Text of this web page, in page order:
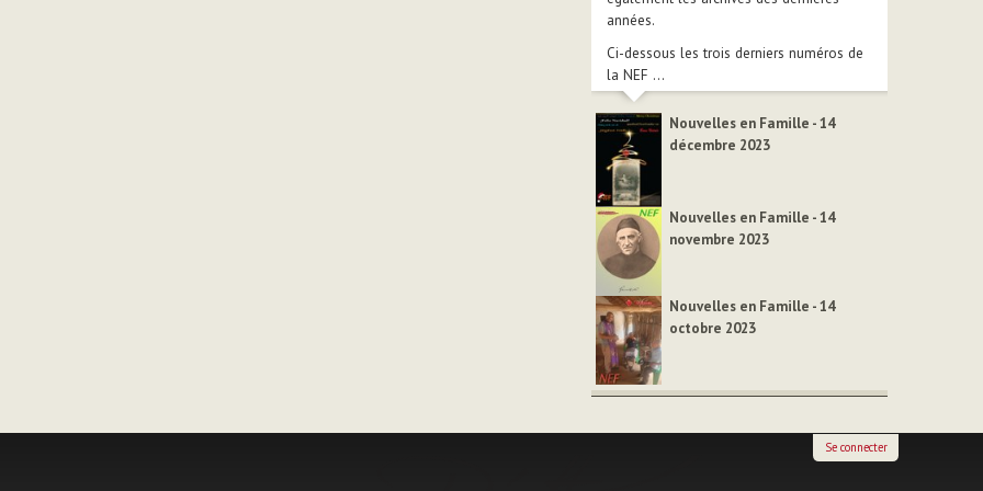
années.
Ci-dessous les trois derniers numéros de
la NEF ...
Nouvelles en Famille - 14
décembre 2023
Nouvelles en Famille - 14
novembre 2023
Nouvelles en Famille - 14
octobre 2023
Se connecter